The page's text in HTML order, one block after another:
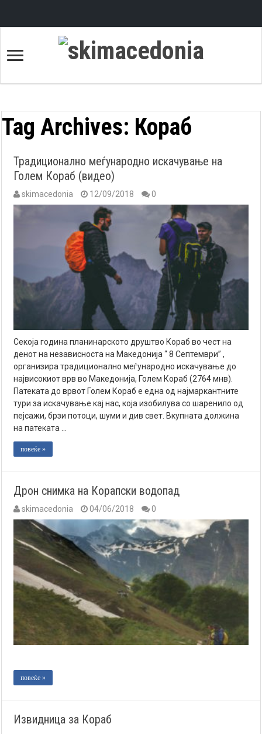
Tag Archives: Кораб
Традиционално меѓународно искачување на
Голем Кораб (видео)
skimacedonia 12/09/2018 0
Секоја година планинарското друштво Кораб во чест на
денот на независноста на Македонија “ 8 Септември” ,
организира традиционално меѓународно искачување до
највисокиот врв во Македонија, Голем Кораб (2764 мнв).
Патеката до врвот Голем Кораб е една од најмаркантните
тури за искачување кај нас, која изобилува со шаренило од
пејсажи, брзи потоци, шуми и див свет. Вкупната должина
на патеката …
повеќе »
Дрон снимка на Корапски водопад
skimacedonia 04/06/2018 0
повеќе »
Извидница за Кораб